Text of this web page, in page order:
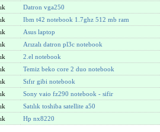
Datron vga250
Ibm t42 notebook 1.7ghz 512 mb ram
Asus laptop
Arızalı datron pl3c notebook
2.el notebook
Temiz beko core 2 duo notebook
Sıfır gibi notebook
Sony vaio fz290 notebook - sifir
Satılık toshiba satellite a50
Hp nx8220